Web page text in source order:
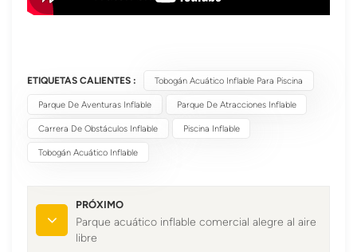
ETIQUETAS CALIENTES : Tobogán Acuático Inflable Para Piscina
Parque De Aventuras Inflable Parque De Atracciones Inflable
Carrera De Obstáculos Inflable Piscina Inflable
Tobogán Acuático Inflable
PRÓXIMO
Parque acuático inflable comercial alegre al aire
libre